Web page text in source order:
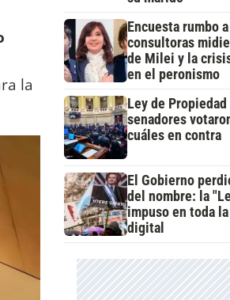
la
Encuesta rumbo
consultoras
de Milei y la
en el peronismo
Ley de
senadores
cuáles en contra
El Gobierno
del nombre: la
impuso en toda
digital